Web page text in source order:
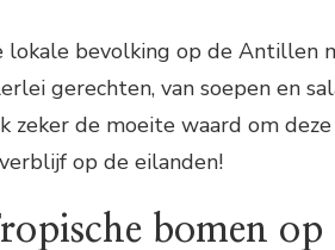
lokale bevolking op de Antillen
gerechten, van soepen en
zeker de moeite waard om
op de eilanden!
bomen